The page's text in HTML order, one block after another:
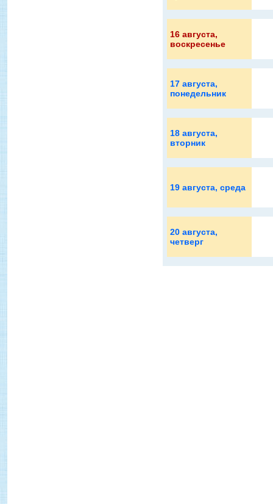
16 августа,
воскресенье
17 августа,
понедельник
18 августа,
вторник
19 августа, среда
20 августа,
четверг